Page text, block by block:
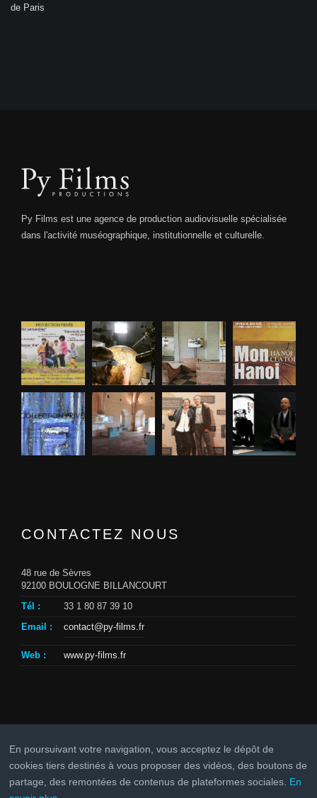
de Paris
Py Films est une agence de production audiovisuelle spécialisée
dans l'activité muséographique, institutionnelle et culturelle.
CONTACTEZ NOUS
48 rue de Sèvres
92100 BOULOGNE BILLANCOURT
Tél :
33 1 80 87 39 10
Email :
contact@py-films.fr
Web : www.py-films.fr
En poursuivant votre navigation, vous acceptez le dépôt de
cookies tiers destinés à vous proposer des vidéos, des boutons de
partage, des remontées de contenus de plateformes sociales. En